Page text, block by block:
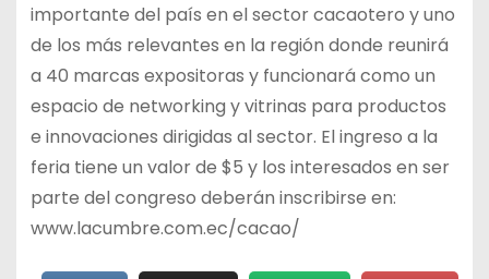
importante del país en el sector cacaotero y uno
de los más relevantes en la región donde reunirá
a 40 marcas expositoras y funcionará como un
espacio de networking y vitrinas para productos
e innovaciones dirigidas al sector. El ingreso a la
feria tiene un valor de $5 y los interesados en ser
parte del congreso deberán inscribirse en:
www.lacumbre.com.ec/cacao/